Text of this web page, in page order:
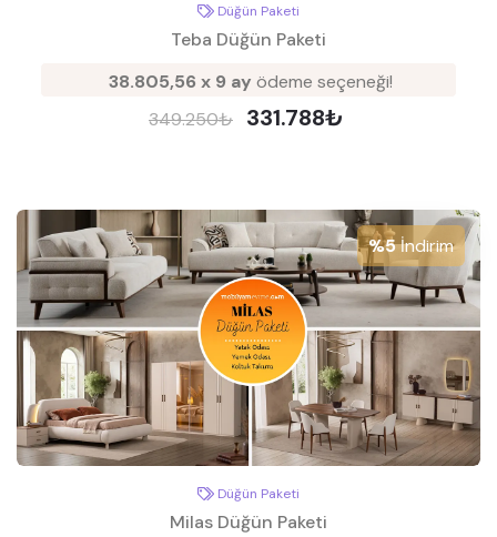
Düğün Paketi
Teba Düğün Paketi
38.805,56 x 9 ay ödeme seçeneği!
349.250₺
331.788₺
%5İndirim
Düğün Paketi
Milas Düğün Paketi